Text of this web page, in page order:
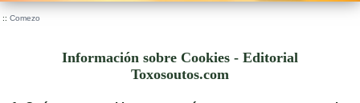
:: Comezo
Información sobre Cookies - Editorial
Toxosoutos.com